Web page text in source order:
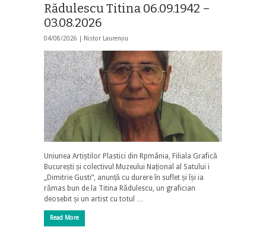
Rădulescu Titina 06.09.1942 –
03.08.2026
04/08/2026 | Nistor Laurențiu
Uniunea Artiștilor Plastici din Rpmânia, Filiala Grafică
București și colectivul Muzeului Național al Satului i
„Dimitrie Gusti”, anunță cu durere în suflet și își ia
rămas bun de la Titina Rădulescu, un grafician
deosebit și un artist cu totul …
Read More